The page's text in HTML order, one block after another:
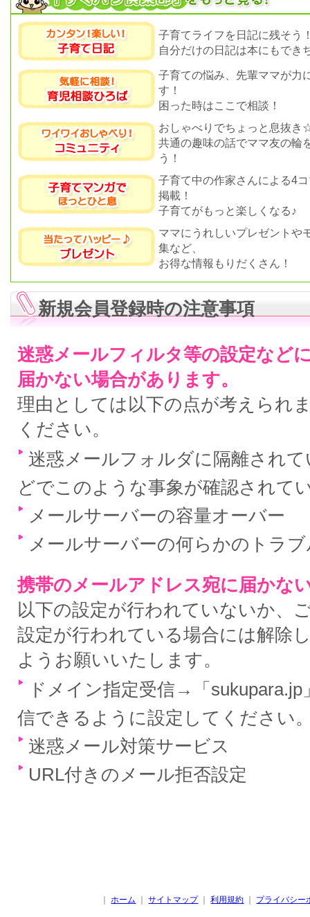
子育てライフを日記に残そう
自分だけの日記は本にもでき
子育ての悩み、先輩ママが力
す！
困った時はここで相談！
おしゃべりでちょっと息抜き
共通の趣味の話でママ友の輪
う！
子育て中の作家さんによる4
掲載！
子育てがもっと楽しくなる♪
ママにうれしいプレゼントや
集など、
お得な情報もりだくさん！
新規会員登録時の注意事項
迷惑メールフィルタ等の設定など
届かない場合があります。
理由としては以下の点が考えられ
ください。
迷惑メールフォルダに隔離され
どでこのような事象が確認されて
メールサーバーの容量オーバー
メールサーバーの何らかのトラブ
携帯のメールアドレス宛に届かな
以下の設定が行われていないか、
設定が行われている場合には解除
ようお願いいたします。
ドメイン指定受信→「
信できるように設定してください
迷惑メール対策サービス
URL付きのメール拒否設定
｜ホーム ｜サイトマップ ｜利用規約 プライバシー